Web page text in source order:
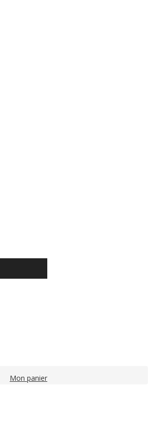
Mon panier